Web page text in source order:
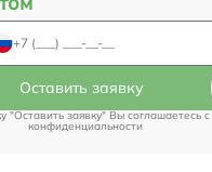
Оставить заявку
"Оставить заявку" Вы соглашаетесь c
конфиденциальности